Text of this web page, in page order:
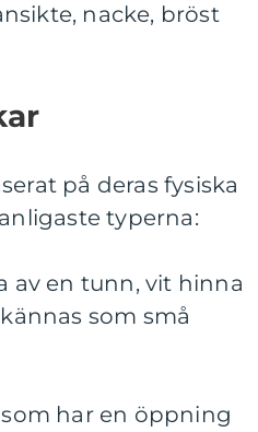
nacke, bröst
på deras fysiska
typerna:
av en tunn, vit hinna
som små
har en öppning